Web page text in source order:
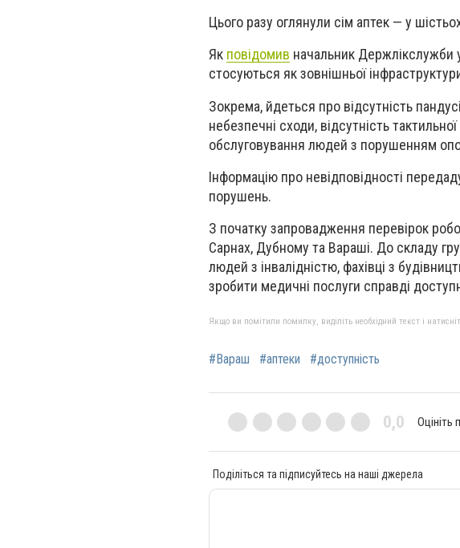
Цього разу оглянули сім аптек — у
Як повідомив начальник Держлікслужби
стосуються як зовнішньої
Зокрема, йдеться про відсутність
небезпечні сходи, відсутність
обслуговування людей з порушенням
Інформацію про невідповідності
порушень.
З початку запровадження перевірок
Сарнах, Дубному та Вараші. До складу
людей з інвалідністю, фахівці з
зробити медичні послуги справді
Якщо ви помітили помилку, виділіть необхідний текст і
#Вараш #аптеки #доступність
0,0 Оцініть
Поділіться та підписуйтесь на наші джерела